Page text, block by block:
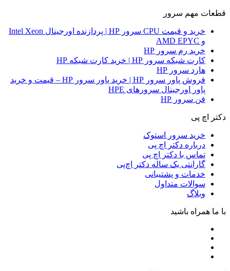
قطعات مهم سرور
خرید و قیمت CPU سرور HP | پردازنده اورجینال Intel Xeon
و AMD EPYC
خرید رم سرور HP
کارت شبکه سرور HP | خرید کارت شبکه HP
هارد سرور HP
فروش پاور سرور HP | خرید پاور سرور HP – قیمت و خرید
پاور اورجینال سرورهای HPE
فن سرور HP
دکتر اچ پی
خرید سرور استوک
درباره دکتر اچ پی
تماس با دکتر اچ پی
گارانتی یک ساله دکتر اچ‌پی
خدمات و پشتیبانی
سوالات متداول
وبلاگ
با ما همراه باشید